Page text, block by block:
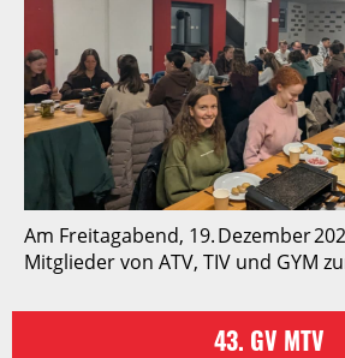
Am Freitagabend, 19. Dezember
Mitglieder von ATV, TIV und GYM
43. GV MTV